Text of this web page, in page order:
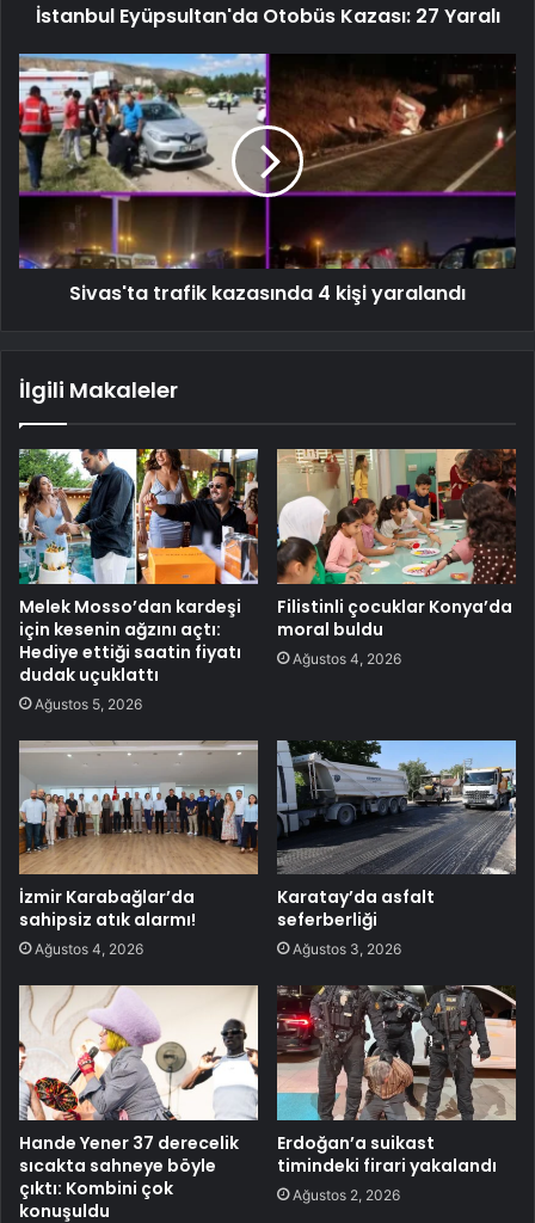
İstanbul Eyüpsultan'da Otobüs Kazası: 27 Yaralı
Sivas'ta trafik kazasında 4 kişi yaralandı
İlgili Makaleler
Melek Mosso’dan kardeşi
için kesenin ağzını açtı:
Hediye ettiği saatin fiyatı
dudak uçuklattı
Ağustos 5, 2026
Filistinli çocuklar Konya’da
moral buldu
Ağustos 4, 2026
İzmir Karabağlar’da
sahipsiz atık alarmı!
Ağustos 4, 2026
Karatay’da asfalt
seferberliği
Ağustos 3, 2026
Hande Yener 37 derecelik
sıcakta sahneye böyle
çıktı: Kombini çok
konuşuldu
Erdoğan’a suikast
timindeki firari yakalandı
Ağustos 2, 2026